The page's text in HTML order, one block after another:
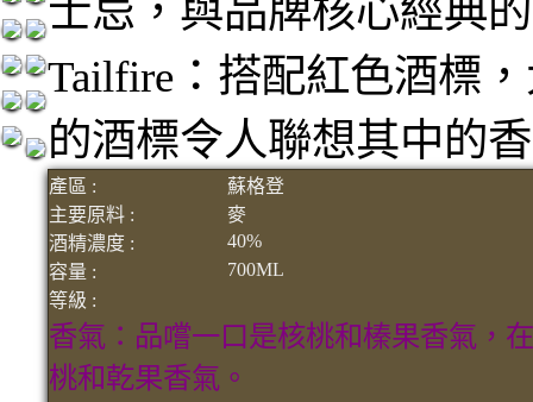
士忌，與品牌核心經典
Tailfire：搭配紅色酒標
的酒標令人聯想其中的
產區 :
蘇格登
主要原料 :
麥
酒精濃度 :
40%
容量 :
700ML
等級 :
香氣：品嚐一口是核桃和榛果香氣，
桃和乾果香氣。